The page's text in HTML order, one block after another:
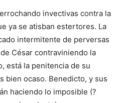
invectivas contra la
ya se atisban estertores. La
intermitente de perversas
Cé­sar contraviniendo la
está la peni­tencia de su
bien ocaso. Benedicto, y sus
haciendo lo imposible (?